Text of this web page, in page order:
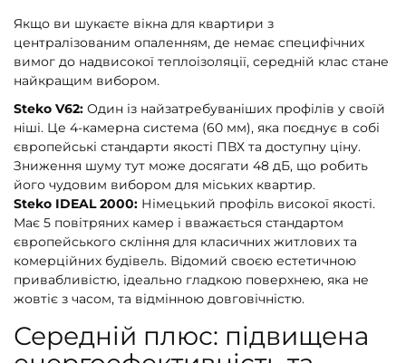
Якщо ви шукаєте вікна для квартири з
централізованим опаленням, де немає специфічних
вимог до надвисокої теплоізоляції, середній клас стане
найкращим вибором.
Steko V62: Один із найзатребуваніших профілів у своїй
ніші. Це 4-камерна система (60 мм), яка поєднує в собі
європейські стандарти якості ПВХ та доступну ціну.
Зниження шуму тут може досягати 48 дБ, що робить
його чудовим вибором для міських квартир.
Steko IDEAL 2000: Німецький профіль високої якості.
Має 5 повітряних камер і вважається стандартом
європейського скління для класичних житлових та
комерційних будівель. Відомий своєю естетичною
привабливістю, ідеально гладкою поверхнею, яка не
жовтіє з часом, та відмінною довговічністю.
Середній плюс: підвищена